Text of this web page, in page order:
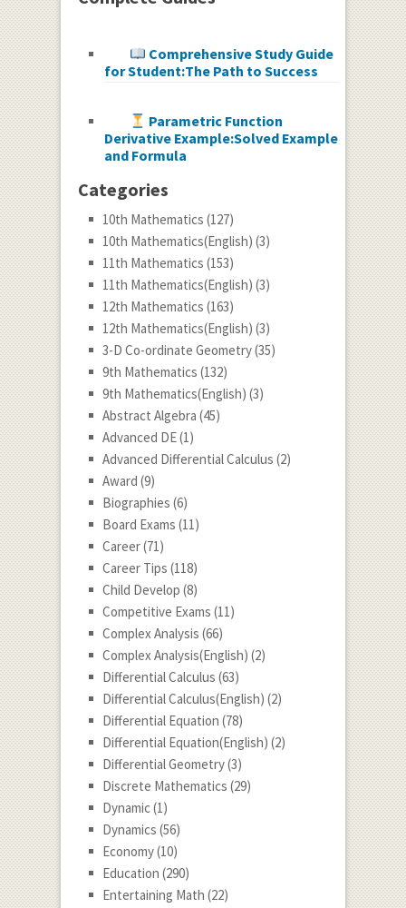
Comprehensive Study Guide
for Student:The Path to Success
Parametric Function
Derivative Example:Solved Example
and Formula
Categories
10th Mathematics (127)
10th Mathematics(English) (3)
11th Mathematics (153)
11th Mathematics(English) (3)
12th Mathematics (163)
12th Mathematics(English) (3)
3-D Co-ordinate Geometry(35)
9th Mathematics (132)
9th Mathematics(English) (3)
Abstract Algebra (45)
Advanced DE(1)
Advanced Differential Calculus (2)
Award (9)
Biographies (6)
Board Exams (11)
Career(71)
Career Tips (118)
Child Develop (8)
Competitive Exams (11)
Complex Analysis (66)
Complex Analysis(English) (2)
Differential Calculus (63)
Differential Calculus(English) (2)
Differential Equation (78)
Differential Equation(English) (2)
Differential Geometry(3)
Discrete Mathematics (29)
Dynamic(1)
Dynamics (56)
Economy(10)
Education (290)
Entertaining Math (22)